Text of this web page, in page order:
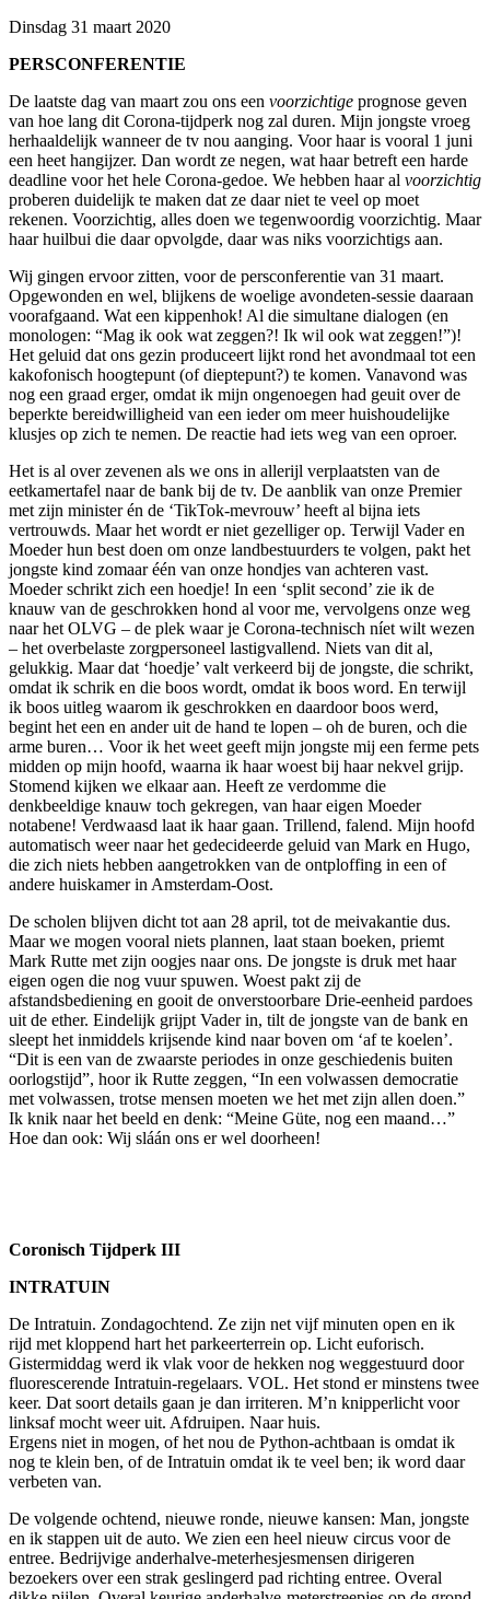
Dinsdag 31 maart 2020
PERSCONFERENTIE
De laatste dag van maart zou ons een voorzichtige prognose geven
van hoe lang dit Corona-tijdperk nog zal duren. Mijn jongste vroeg
herhaaldelijk wanneer de tv nou aanging. Voor haar is vooral 1 juni
een heet hangijzer. Dan wordt ze negen, wat haar betreft een harde
deadline voor het hele Corona-gedoe. We hebben haar al voorzichtig
proberen duidelijk te maken dat ze daar niet te veel op moet
rekenen. Voorzichtig, alles doen we tegenwoordig voorzichtig. Maar
haar huilbui die daar opvolgde, daar was niks voorzichtigs aan.
Wij gingen ervoor zitten, voor de persconferentie van 31 maart.
Opgewonden en wel, blijkens de woelige avondeten-sessie daaraan
voorafgaand. Wat een kippenhok! Al die simultane dialogen (en
monologen: “Mag ik ook wat zeggen?! Ik wil ook wat zeggen!”)!
Het geluid dat ons gezin produceert lijkt rond het avondmaal tot een
kakofonisch hoogtepunt (of dieptepunt?) te komen. Vanavond was
nog een graad erger, omdat ik mijn ongenoegen had geuit over de
beperkte bereidwilligheid van een ieder om meer huishoudelijke
klusjes op zich te nemen. De reactie had iets weg van een oproer.
Het is al over zevenen als we ons in allerijl verplaatsten van de
eetkamertafel naar de bank bij de tv. De aanblik van onze Premier
met zijn minister én de ‘TikTok-mevrouw’ heeft al bijna iets
vertrouwds. Maar het wordt er niet gezelliger op. Terwijl Vader en
Moeder hun best doen om onze landbestuurders te volgen, pakt het
jongste kind zomaar één van onze hondjes van achteren vast.
Moeder schrikt zich een hoedje! In een ‘split second’ zie ik de
knauw van de geschrokken hond al voor me, vervolgens onze weg
naar het OLVG – de plek waar je Corona-technisch níet wilt wezen
– het overbelaste zorgpersoneel lastigvallend. Niets van dit al,
gelukkig. Maar dat ‘hoedje’ valt verkeerd bij de jongste, die schrikt,
omdat ik schrik en die boos wordt, omdat ik boos word. En terwijl
ik boos uitleg waarom ik geschrokken en daardoor boos werd,
begint het een en ander uit de hand te lopen – oh de buren, och die
arme buren… Voor ik het weet geeft mijn jongste mij een ferme pets
midden op mijn hoofd, waarna ik haar woest bij haar nekvel grijp.
Stomend kijken we elkaar aan. Heeft ze verdomme die
denkbeeldige knauw toch gekregen, van haar eigen Moeder
notabene! Verdwaasd laat ik haar gaan. Trillend, falend. Mijn hoofd
automatisch weer naar het gedecideerde geluid van Mark en Hugo,
die zich niets hebben aangetrokken van de ontploffing in een of
andere huiskamer in Amsterdam-Oost.
De scholen blijven dicht tot aan 28 april, tot de meivakantie dus.
Maar we mogen vooral niets plannen, laat staan boeken, priemt
Mark Rutte met zijn oogjes naar ons. De jongste is druk met haar
eigen ogen die nog vuur spuwen. Woest pakt zij de
afstandsbediening en gooit de onverstoorbare Drie-eenheid pardoes
uit de ether. Eindelijk grijpt Vader in, tilt de jongste van de bank en
sleept het inmiddels krijsende kind naar boven om ‘af te koelen’.
“Dit is een van de zwaarste periodes in onze geschiedenis buiten
oorlogstijd”, hoor ik Rutte zeggen, “In een volwassen democratie
met volwassen, trotse mensen moeten we het met zijn allen doen.”
Ik knik naar het beeld en denk: “Meine Güte, nog een maand…”
Hoe dan ook: Wij sláán ons er wel doorheen!
Coronisch Tijdperk III
INTRATUIN
De Intratuin. Zondagochtend. Ze zijn net vijf minuten open en ik
rijd met kloppend hart het parkeerterrein op. Licht euforisch.
Gistermiddag werd ik vlak voor de hekken nog weggestuurd door
fluorescerende Intratuin-regelaars. VOL. Het stond er minstens twee
keer. Dat soort details gaan je dan irriteren. M’n knipperlicht voor
linksaf mocht weer uit. Afdruipen. Naar huis.
Ergens niet in mogen, of het nou de Python-achtbaan is omdat ik
nog te klein ben, of de Intratuin omdat ik te veel ben; ik word daar
verbeten van.
De volgende ochtend, nieuwe ronde, nieuwe kansen: Man, jongste
en ik stappen uit de auto. We zien een heel nieuw circus voor de
entree. Bedrijvige anderhalve-meterhesjesmensen dirigeren
bezoekers over een strak geslingerd pad richting entree. Overal